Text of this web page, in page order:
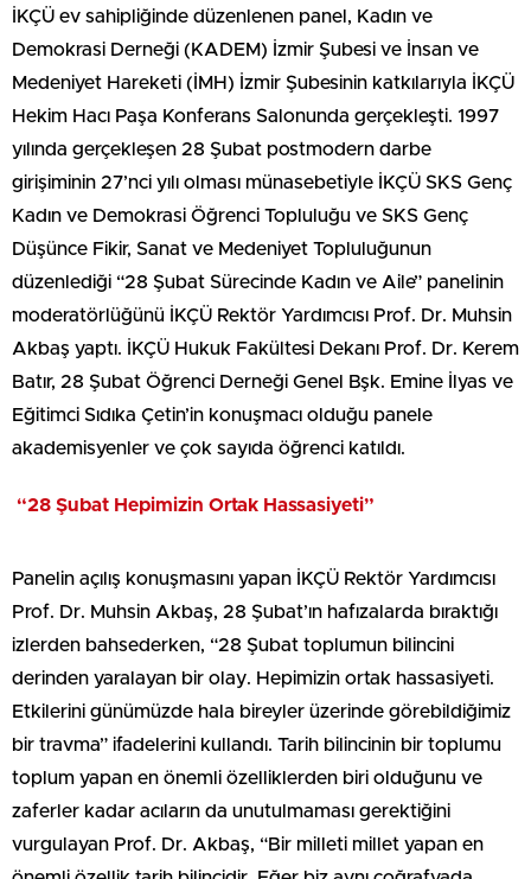
İKÇÜ ev sahipliğinde düzenlenen panel, Kadın ve
Demokrasi Derneği (KADEM) İzmir Şubesi ve İnsan ve
Medeniyet Hareketi (İMH) İzmir Şubesinin katkılarıyla İKÇÜ
Hekim Hacı Paşa Konferans Salonunda gerçekleşti. 1997
yılında gerçekleşen 28 Şubat postmodern darbe
girişiminin 27’nci yılı olması münasebetiyle İKÇÜ SKS Genç
Kadın ve Demokrasi Öğrenci Topluluğu ve SKS Genç
Düşünce Fikir, Sanat ve Medeniyet Topluluğunun
düzenlediği “28 Şubat Sürecinde Kadın ve Aile” panelinin
moderatörlüğünü İKÇÜ Rektör Yardımcısı Prof. Dr. Muhsin
Akbaş yaptı. İKÇÜ Hukuk Fakültesi Dekanı Prof. Dr. Kerem
Batır, 28 Şubat Öğrenci Derneği Genel Bşk. Emine İlyas ve
Eğitimci Sıdıka Çetin’in konuşmacı olduğu panele
akademisyenler ve çok sayıda öğrenci katıldı.
“28 Şubat Hepimizin Ortak Hassasiyeti”
Panelin açılış konuşmasını yapan İKÇÜ Rektör Yardımcısı
Prof. Dr. Muhsin Akbaş, 28 Şubat’ın hafızalarda bıraktığı
izlerden bahsederken, “28 Şubat toplumun bilincini
derinden yaralayan bir olay. Hepimizin ortak hassasiyeti.
Etkilerini günümüzde hala bireyler üzerinde görebildiğimiz
bir travma” ifadelerini kullandı. Tarih bilincinin bir toplumu
toplum yapan en önemli özelliklerden biri olduğunu ve
zaferler kadar acıların da unutulmaması gerektiğini
vurgulayan Prof. Dr. Akbaş, “Bir milleti millet yapan en